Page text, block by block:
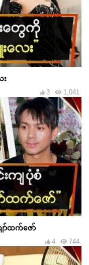
း
1,041
3
ာ်ထက်ဇော်
744
4